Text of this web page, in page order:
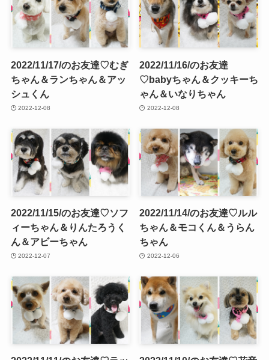
2022/11/17/のお友達♡むぎ
ちゃん＆ランちゃん＆アッ
シュくん
2022-12-08
2022/11/16/のお友達
♡babyちゃん＆クッキーち
ゃん＆いなりちゃん
2022-12-08
2022/11/15/のお友達♡ソフ
ィーちゃん＆りんたろうく
ん＆アビーちゃん
2022-12-07
2022/11/14/のお友達♡ルル
ちゃん＆モコくん＆うらん
ちゃん
2022-12-06